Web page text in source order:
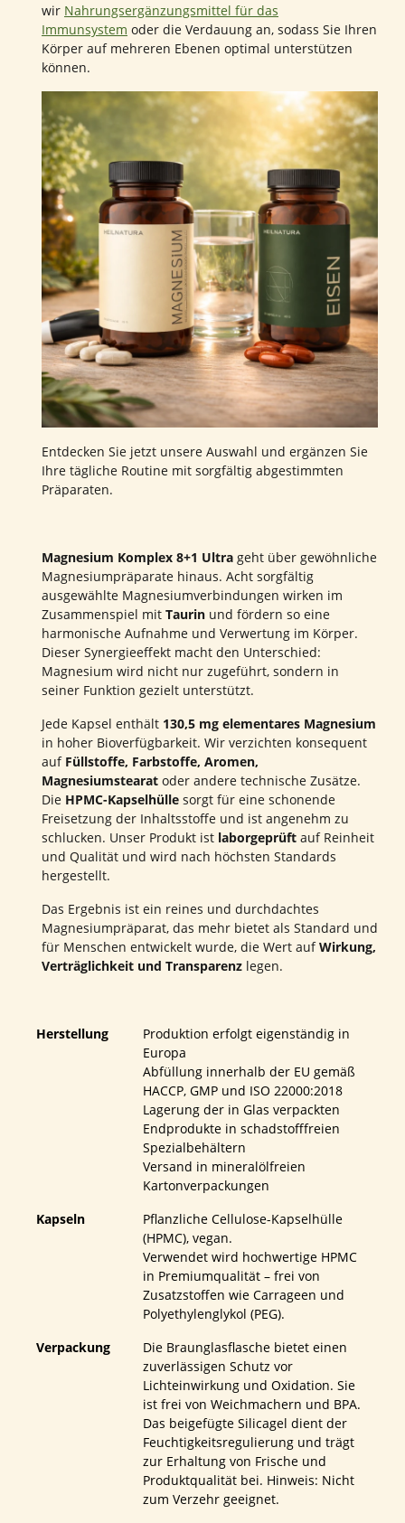
wir Nahrungsergänzungsmittel für das
Immunsystem oder die Verdauung an, sodass Sie Ihren
Körper auf mehreren Ebenen optimal unterstützen
können.
Entdecken Sie jetzt unsere Auswahl und ergänzen Sie
Ihre tägliche Routine mit sorgfältig abgestimmten
Präparaten.
Magnesium Komplex 8+1 Ultra geht über gewöhnliche
Magnesiumpräparate hinaus. Acht sorgfältig
ausgewählte Magnesiumverbindungen wirken im
Zusammenspiel mit Taurin und fördern so eine
harmonische Aufnahme und Verwertung im Körper.
Dieser Synergieeffekt macht den Unterschied:
Magnesium wird nicht nur zugeführt, sondern in
seiner Funktion gezielt unterstützt.
Jede Kapsel enthält 130,5 mg elementares Magnesium
in hoher Bioverfügbarkeit. Wir verzichten konsequent
auf Füllstoffe, Farbstoffe, Aromen,
Magnesiumstearat oder andere technische Zusätze.
Die HPMC-Kapselhülle sorgt für eine schonende
Freisetzung der Inhaltsstoffe und ist angenehm zu
schlucken. Unser Produkt ist laborgeprüft auf Reinheit
und Qualität und wird nach höchsten Standards
hergestellt.
Das Ergebnis ist ein reines und durchdachtes
Magnesiumpräparat, das mehr bietet als Standard und
für Menschen entwickelt wurde, die Wert aufWirkung,
Verträglichkeit und Transparenz legen.
Herstellung
Produktion erfolgt eigenständig in
Europa
Abfüllung innerhalb der EU gemäß
HACCP, GMP und ISO 22000:2018
Lagerung der in Glas verpackten
Endprodukte in schadstofffreien
Spezialbehältern
Versand in mineralölfreien
Kartonverpackungen
Kapseln
Pflanzliche Cellulose-Kapselhülle
(HPMC), vegan.
Verwendet wird hochwertige HPMC
in Premiumqualität – frei von
Zusatzstoffen wie Carrageen und
Polyethylenglykol (PEG).
Verpackung
Die Braunglasflasche bietet einen
zuverlässigen Schutz vor
Lichteinwirkung und Oxidation. Sie
ist frei von Weichmachern und BPA.
Das beigefügte Silicagel dient der
Feuchtigkeitsregulierung und trägt
zur Erhaltung von Frische und
Produktqualität bei. Hinweis: Nicht
zum Verzehr geeignet.